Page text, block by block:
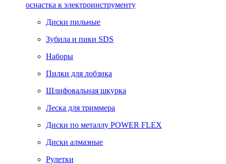
оснастка к электроинструменту
Диски пильные
Зубила и пики SDS
Наборы
Пилки для лобзика
Шлифовальная шкурка
Леска для триммера
Диски по металлу POWER FLEX
Диски алмазные
Рулетки